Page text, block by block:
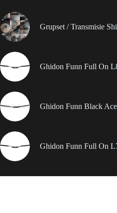
Grupset / Transmisie
Ghidon Funn Full On
Ghidon Funn Black
Ghidon Funn Full On